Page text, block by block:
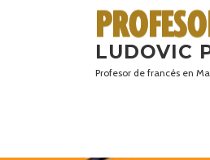
LUDOVIC
Profesor de francés en